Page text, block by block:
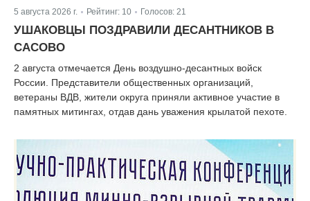
5 августа 2026 г. | Рейтинг: 10 Голосов: 21
УШАКОВЦЫ ПОЗДРАВИЛИ ДЕСАНТНИКОВ В
САСОВО
2 августа отмечается День воздушно-десантных войск
России. Представители общественных организаций,
ветераны ВДВ, жители округа приняли активное участие в
памятных митингах, отдав дань уважения крылатой пехоте.